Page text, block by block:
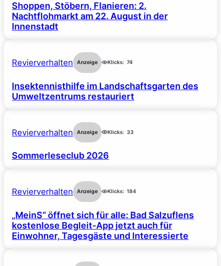
Shoppen, Stöbern, Flanieren: 2.
Nachtflohmarkt am 22. August in der
Innenstadt
Revierverhalten Anzeige Klicks: 74
Insektennisthilfe im Landschaftsgarten des
Umweltzentrums restauriert
Revierverhalten Anzeige Klicks: 33
Sommerleseclub 2026
Revierverhalten Anzeige Klicks: 184
„MeinS“ öffnet sich für alle: Bad Salzuflens
kostenlose Begleit-App jetzt auch für
Einwohner, Tagesgäste und Interessierte